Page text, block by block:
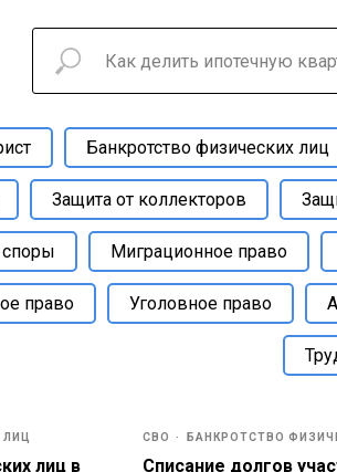
Банкротство физических лиц
Защита от коллекторов
Миграционное право
право Уголовное право
ЛИЦ
лиц в
СВО БАНКРОТСТВО
Списание долгов